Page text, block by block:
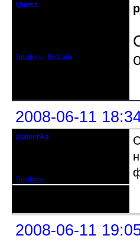
Quwet
Профиль Вебсайт
2008-06-11
pjatochka
Профиль
2008-06-11